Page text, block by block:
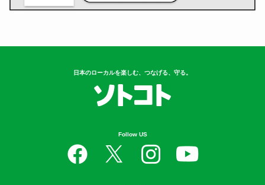
日本のローカルを楽しむ、つなげる、守る。
Follow US